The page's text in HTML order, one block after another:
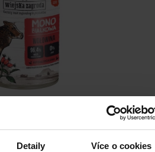
Detaily Více o cookies
Mono Beef - vlhké krmivo pro